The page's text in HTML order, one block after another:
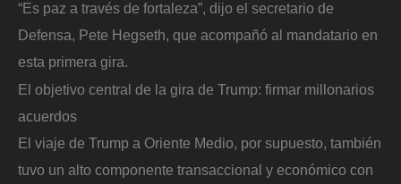
“Es paz a través de fortaleza”, dijo el secretario de
Defensa, Pete Hegseth, que acompañó al mandatario en
esta primera gira.
El objetivo central de la gira de Trump: firmar millonarios
acuerdos
El viaje de Trump a Oriente Medio, por supuesto, también
tuvo un alto componente transaccional y económico con